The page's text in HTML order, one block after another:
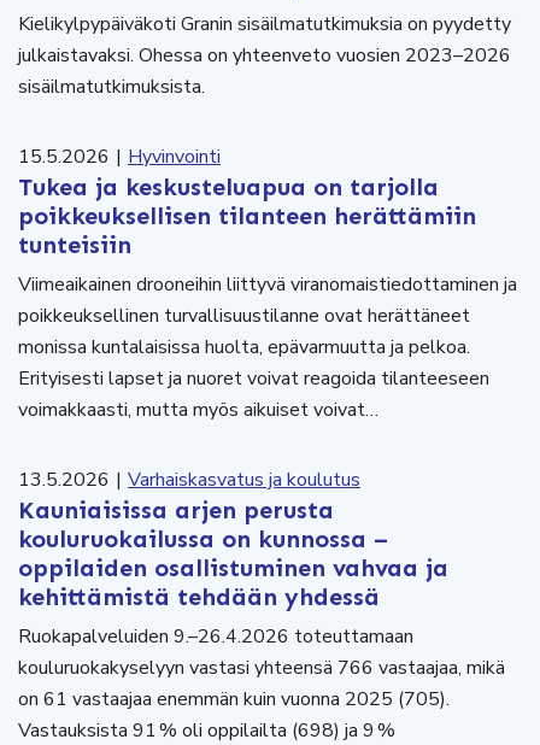
Kielikylpypäiväkoti Granin sisäilmatutkimuksia on pyydetty
julkaistavaksi. Ohessa on yhteenveto vuosien 2023–2026
sisäilmatutkimuksista.
15.5.2026 | Hyvinvointi
Tukea ja keskusteluapua on tarjolla
poikkeuksellisen tilanteen herättämiin
tunteisiin
Viimeaikainen drooneihin liittyvä viranomaistiedottaminen ja
poikkeuksellinen turvallisuustilanne ovat herättäneet
monissa kuntalaisissa huolta, epävarmuutta ja pelkoa.
Erityisesti lapset ja nuoret voivat reagoida tilanteeseen
voimakkaasti, mutta myös aikuiset voivat…
13.5.2026 | Varhaiskasvatus ja koulutus
Kauniaisissa arjen perusta
kouluruokailussa on kunnossa –
oppilaiden osallistuminen vahvaa ja
kehittämistä tehdään yhdessä
Ruokapalveluiden 9.–26.4.2026 toteuttamaan
kouluruokakyselyyn vastasi yhteensä 766 vastaajaa, mikä
on 61 vastaajaa enemmän kuin vuonna 2025 (705).
Vastauksista 91 % oli oppilailta (698) ja 9 %